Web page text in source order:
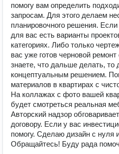
помогу вам определить
запросам. Для этого делаем
планировочного решения.
для вас есть варианты
категориях. Либо только
вас уже готов черновой
знаете, что дальше делать, то
концептуальным решением.
материалов в квартирах с
На коллажах с фото вашей
будет смотреться реальная
Авторский надзор
договору. Если у вас
помогу. Сделаю дизайн с нуля
Обращайтесь! Буду рада